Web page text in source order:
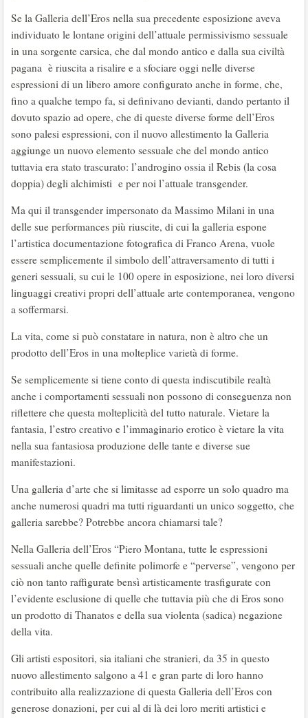
Se la Galleria dell’Eros nella sua precedente esposizione aveva
individuato le lontane origini dell’attuale permissivismo sessuale
in una sorgente carsica, che dal mondo antico e dalla sua civiltà
pagana è riuscita a risalire e a sfociare oggi nelle diverse
espressioni di un libero amore configurato anche in forme, che,
fino a qualche tempo fa, si definivano devianti, dando pertanto il
dovuto spazio ad opere, che di queste diverse forme dell’Eros
sono palesi espressioni, con il nuovo allestimento la Galleria
aggiunge un nuovo elemento sessuale che del mondo antico
tuttavia era stato trascurato: l’androgino ossia il Rebis (la cosa
doppia) degli alchimisti e per noi l’attuale transgender.
Ma qui il transgender impersonato da Massimo Milani in una
delle sue performances più riuscite, di cui la galleria espone
l’artistica documentazione fotografica di Franco Arena, vuole
essere semplicemente il simbolo dell’attraversamento di tutti i
generi sessuali, su cui le 100 opere in esposizione, nei loro diversi
linguaggi creativi propri dell’attuale arte contemporanea, vengono
a soffermarsi.
La vita, come si può constatare in natura, non è altro che un
prodotto dell’Eros in una molteplice varietà di forme.
Se semplicemente si tiene conto di questa indiscutibile realtà
anche i comportamenti sessuali non possono di conseguenza non
riflettere che questa molteplicità del tutto naturale. Vietare la
fantasia, l’estro creativo e l’immaginario erotico è vietare la vita
nella sua fantasiosa produzione delle tante e diverse sue
manifestazioni.
Una galleria d’arte che si limitasse ad esporre un solo quadro ma
anche numerosi quadri ma tutti riguardanti un unico soggetto, che
galleria sarebbe? Potrebbe ancora chiamarsi tale?
Nella Galleria dell’Eros “Piero Montana, tutte le espressioni
sessuali anche quelle definite polimorfe e “perverse”, vengono per
ciò non tanto raffigurate bensì artisticamente trasfigurate con
l’evidente esclusione di quelle che tuttavia più che di Eros sono
un prodotto di Thanatos e della sua violenta (sadica) negazione
della vita.
Gli artisti espositori, sia italiani che stranieri, da 35 in questo
nuovo allestimento salgono a 41 e gran parte di loro hanno
contribuito alla realizzazione di questa Galleria dell’Eros con
generose donazioni, per cui al di là dei loro meriti artistici e